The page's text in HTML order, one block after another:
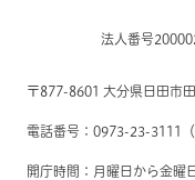
法人番号
〒877-8601 大分県日田市
電話番号：0973-23-3111（
開庁時間：月曜日から金曜